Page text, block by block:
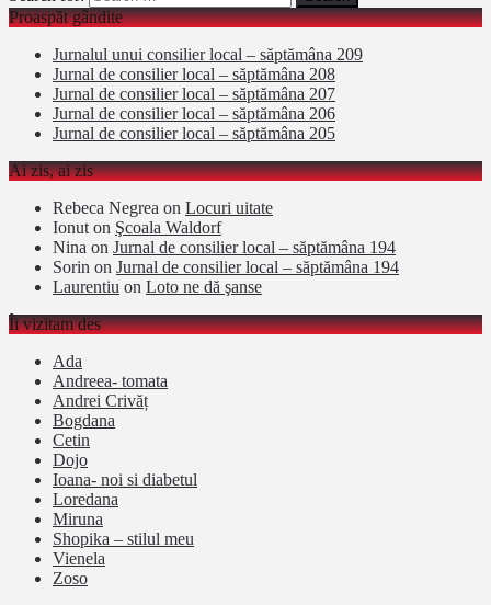
Proaspăt gândite
Jurnalul unui consilier local – săptămâna 209
Jurnal de consilier local – săptămâna 208
Jurnal de consilier local – săptămâna 207
Jurnal de consilier local – săptămâna 206
Jurnal de consilier local – săptămâna 205
Ai zis, ai zis
Rebeca Negrea on Locuri uitate
Ionuton Şcoala Waldorf
Nina on Jurnal de consilier local – săptămâna 194
Sorin on Jurnal de consilier local – săptămâna 194
Laurentiu on Loto ne dă şanse
Îi vizitam des
Ada
Andreea- tomata
Andrei Crivăț
Bogdana
Cetin
Dojo
Ioana- noi si diabetul
Loredana
Miruna
Shopika – stilul meu
Vienela
Zoso